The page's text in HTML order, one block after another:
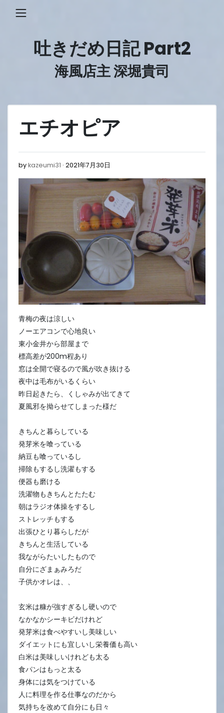
吐きだめ日記 Part2
海風店主 深堀貴司
エチオピア
bykazeumi31 2021年7月30日
7
月
30
日
青梅の夜は涼しい
ノーエアコンで心地良い
東小金井から部屋まで
標高差が200m程あり
窓は全開で寝るので風が吹き抜ける
夜中は毛布がいるくらい
昨日起きたら、くしゃみが出てきて
夏風邪を拗らせてしまった様だ
きちんと暮らしている
発芽米を喰っている
納豆も喰っているし
掃除もするし洗濯もする
便器も磨ける
洗濯物もきちんとたたむ
朝はラジオ体操をするし
ストレッチもする
出張ひとり暮らしだが
きちんと生活している
我ながらたいしたもので
自分にざまぁみろだ
子供かオレは、、
玄米は糠が強すぎるし硬いので
なかなかシーキビだけれど
発芽米は食べやすいし美味しい
ダイエットにも宜しいし栄養価も高い
白米は美味しいけれども太る
食パンはもっと太る
身体には気をつけている
人に料理を作る仕事なのだから
気持ちを改めて自分にも日々